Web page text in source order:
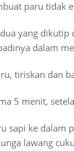
paru tidak
yang
dalam
tiriskan dan
5 menit,
sapi ke dalam
lawang